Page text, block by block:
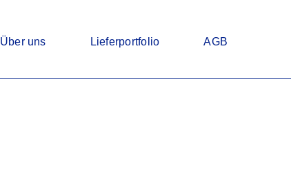
Über uns Lieferportfolio AGB